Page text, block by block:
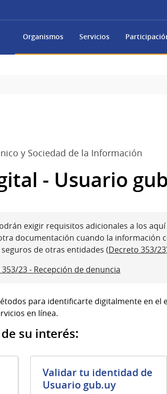
Organismos Servicios
y Sociedad de la Información
- Usuario
exigir requisitos adicionales a los
documentación cuando la información
de otras entidades (Decreto 353/23
23 - Recepción de denuncia
para identificarte digitalmente en el
en línea.
su interés:
Validar tu identidad de
Usuario gub.uy